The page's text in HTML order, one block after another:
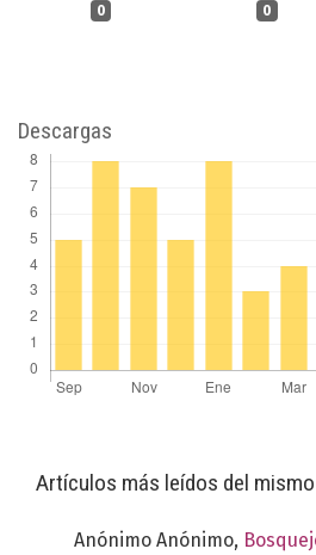
0 0
Descargas
Artículos más leídos del
Anónimo Anónimo,